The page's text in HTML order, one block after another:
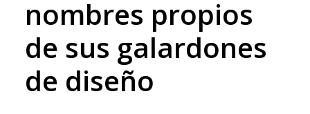
nombres propios
de sus galardones
de diseño